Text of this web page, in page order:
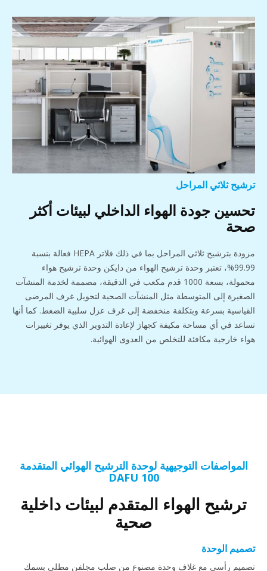
ترشيح ثلاثي المراحل
تحسين جودة الهواء الداخلي لبيئات أكثر
صحة
مزودة بترشيح ثلاثي المراحل بما في ذلك فلاتر HEPA فعالة بنسبة
99.99%، تعتبر وحدة ترشيح الهواء من دايكن وحدة ترشيح هواء
محمولة، بسعة 1000 قدم مكعب في الدقيقة، مصممة لخدمة المنشآت
الصغيرة إلى المتوسطة مثل المنشآت الصحية لتحويل غرف المرضى
القياسية بسرعة وبتكلفة منخفضة إلى غرف عزل سلبية الضغط. كما أنها
تساعد في أي مساحة مكيفة كجهاز لإعادة التدوير الذي يوفر تغييرات
هواء خارجية مكافئة للتخلص من العدوى الهوائية.
المواصفات التوجيهية لوحدة الترشيح الهوائي المتقدمة
DAFU 100
ترشيح الهواء المتقدم لبيئات داخلية
صحية
تصميم الوحدة
تصميم رأسي مع غلاف وحدة مصنوع من صلب مجلفن مطلي بسمك